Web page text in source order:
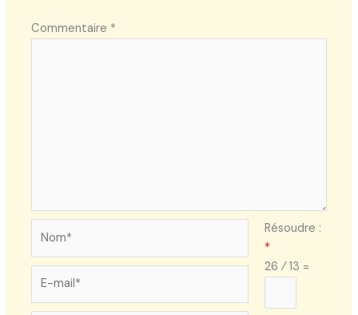
Commentaire *
Résoudre :
*
26 ⁄ 13 =